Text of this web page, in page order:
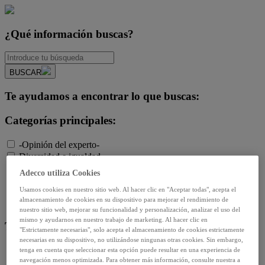
¿Qué información buscas?
BUSCAR
Te ayudamos a encontrar lo que buscas:
Categorías principales:
-Opinión del experto-
Diversidad e igualdad
Empleo y relaciones laborales
Salud y prevención
Talento y formación
Temas de actualidad:
Reformas laborales
Reskilling y upskilling
Adecco utiliza Cookies
Usamos cookies en nuestro sitio web. Al hacer clic en "Aceptar todas", acepta el
almacenamiento de cookies en su dispositivo para mejorar el rendimiento de
nuestro sitio web, mejorar su funcionalidad y personalización, analizar el uso del
mismo y ayudarnos en nuestro trabajo de marketing. Al hacer clic en
"Estrictamente necesarias", solo acepta el almacenamiento de cookies estrictamente
necesarias en su dispositivo, no utilizándose ningunas otras cookies. Sin embargo,
tenga en cuenta que seleccionar esta opción puede resultar en una experiencia de
navegación menos optimizada. Para obtener más información, consulte nuestra a